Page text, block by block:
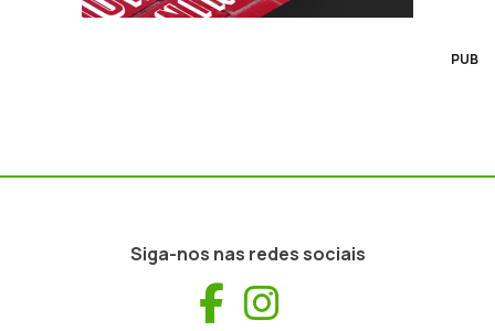
PUB
Siga-nos nas redes sociais
Facebook